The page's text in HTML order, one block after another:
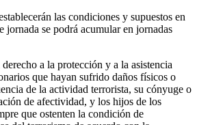
las condiciones y supuestos en
jornada se podrá acumular en jornadas
a la protección y a la asistencia
que hayan sufrido daños físicos o
de la actividad terrorista, su cónyuge o
de afectividad, y los hijos de los
que ostenten la condición de